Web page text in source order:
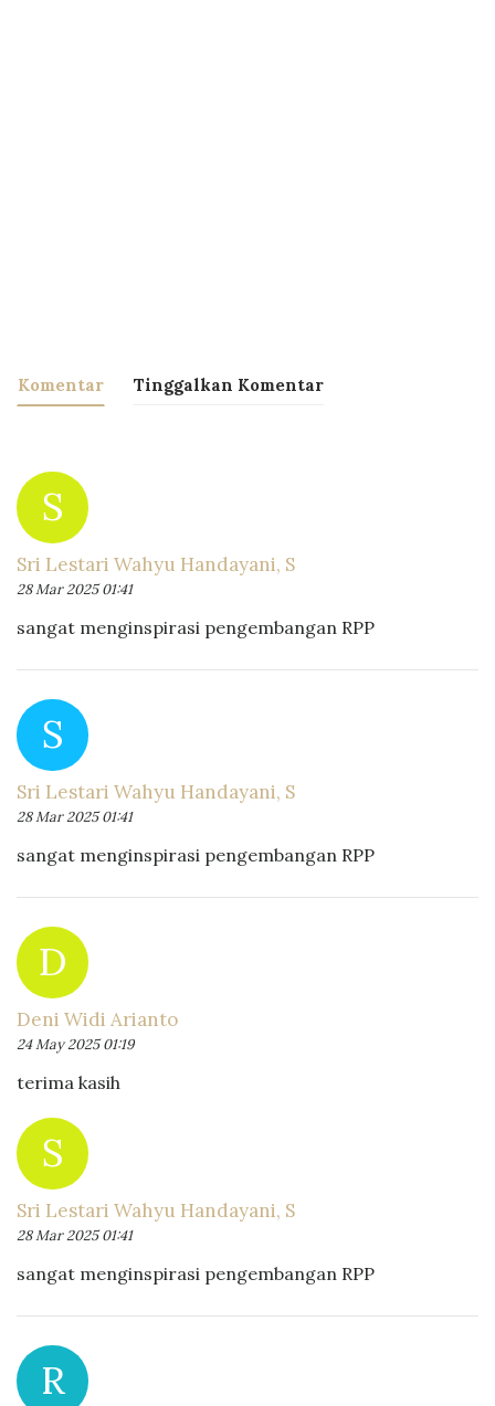
Komentar Tinggalkan Komentar
S
Sri Lestari Wahyu Handayani, S
28 Mar 2025 01:41
sangat menginspirasi pengembangan RPP
S
Sri Lestari Wahyu Handayani, S
28 Mar 2025 01:41
sangat menginspirasi pengembangan RPP
D
Deni Widi Arianto
24 May 2025 01:19
terima kasih
S
Sri Lestari Wahyu Handayani, S
28 Mar 2025 01:41
sangat menginspirasi pengembangan RPP
R